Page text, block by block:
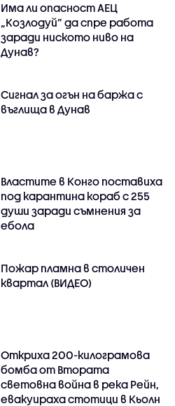
Има ли опасност АЕЦ
„Козлодуй” да спре работа
заради ниското ниво на
Дунав?
Сигнал за огън на баржа с
въглища в Дунав
Властите в Конго поставиха
под карантина кораб с 255
души заради съмнения за
ебола
Пожар пламна в столичен
квартал (ВИДЕО)
Откриха 200-килограмова
бомба от Втората
световна война в река Рейн,
евакуираха стотици в Кьолн